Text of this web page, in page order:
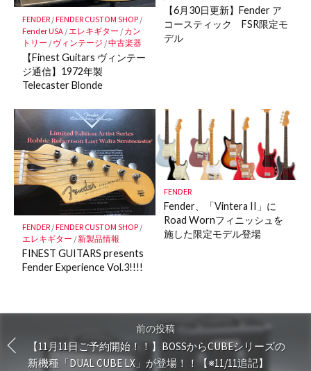
FENDER/FENDER CUSTOM SHOP/
Fender USA / エレキギター / カン
トリー / ヴィンテージ /中古楽器
【Finest Guitars ヴィンテー
ジ通信】1972年製
Telecaster Blonde
【6月30日更新】Fender ア
コースティック FSR限定モ
デル
FENDER/FENDER CUSTOM SHOP/
エレキギター /新製品情報
FINEST GUITARS presents
Fender Experience Vol.3!!!!
FENDER
Fender、「Vintera II」に
Road Wornフィニッシュを
施した限定モデル登場
前の投稿
【11月11日ご予約開始！！】BOSSからCUBEシリーズの
新機種「DUAL CUBE LX」が登場！！【※11/11追記】